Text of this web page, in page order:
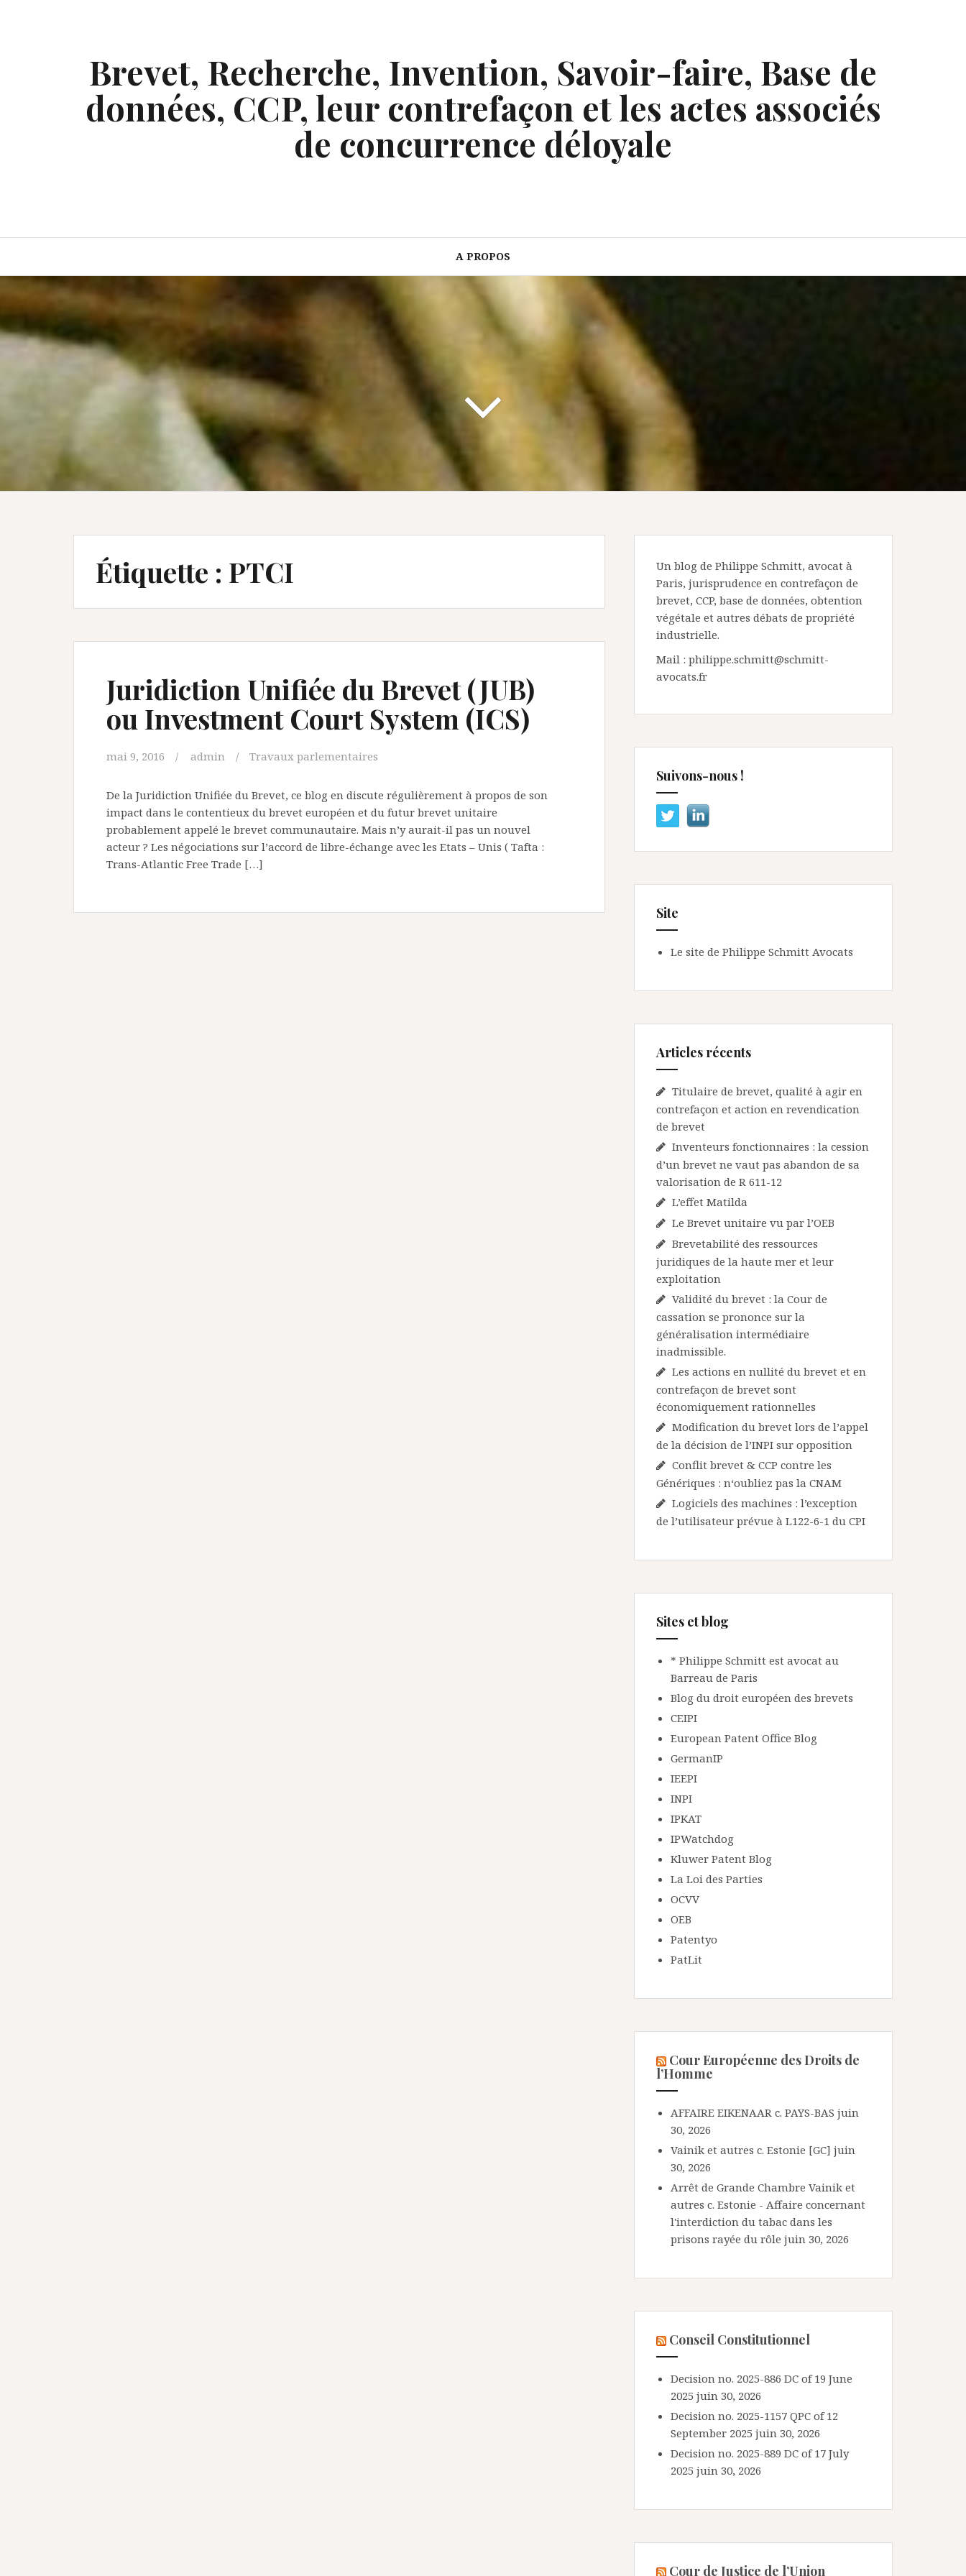
Brevet, Recherche, Invention, Savoir-faire, Base de
données, CCP, leur contrefaçon et les actes associés
de concurrence déloyale
A PROPOS
Étiquette : PTCI
Juridiction Unifiée du Brevet (JUB)
ou Investment Court System (ICS)
mai 9, 2016 admin Travaux parlementaires
De la Juridiction Unifiée du Brevet, ce blog en discute régulièrement à propos de son
impact dans le contentieux du brevet européen et du futur brevet unitaire
probablement appelé le brevet communautaire. Mais n’y aurait-il pas un nouvel
acteur ? Les négociations sur l’accord de libre-échange avec les Etats – Unis ( Tafta :
Trans-Atlantic Free Trade […]
Un blog de Philippe Schmitt, avocat à
Paris, jurisprudence en contrefaçon de
brevet, CCP, base de données, obtention
végétale et autres débats de propriété
industrielle.
Mail : philippe.schmitt@schmitt-
avocats.fr
Suivons-nous !
Site
Le site de Philippe Schmitt Avocats
Articles récents
Titulaire de brevet, qualité à agir en
contrefaçon et action en revendication
de brevet
Inventeurs fonctionnaires : la cession
d’un brevet ne vaut pas abandon de sa
valorisation de R 611-12
L’effet Matilda
Le Brevet unitaire vu par l’OEB
Brevetabilité des ressources
juridiques de la haute mer et leur
exploitation
Validité du brevet : la Cour de
cassation se prononce sur la
généralisation intermédiaire
inadmissible.
Les actions en nullité du brevet et en
contrefaçon de brevet sont
économiquement rationnelles
Modification du brevet lors de l’appel
de la décision de l’INPI sur opposition
Conflit brevet & CCP contre les
Génériques : n‘oubliez pas la CNAM
Logiciels des machines : l’exception
de l’utilisateur prévue à L122-6-1 du CPI
Sites et blog
* Philippe Schmitt est avocat au
Barreau de Paris
Blog du droit européen des brevets
CEIPI
European Patent Office Blog
GermanIP
IEEPI
INPI
IPKAT
IPWatchdog
Kluwer Patent Blog
La Loi des Parties
OCVV
OEB
Patentyo
PatLit
Cour Européenne des Droits de
l’Homme
AFFAIRE EIKENAAR c. PAYS-BAS juin
30, 2026
Vainik et autres c. Estonie [GC] juin
30, 2026
Arrêt de Grande Chambre Vainik et
autres c. Estonie - Affaire concernant
l'interdiction du tabac dans les
prisons rayée du rôle juin 30, 2026
Conseil Constitutionnel
Decision no. 2025-886 DC of 19 June
2025 juin 30, 2026
Decision no. 2025-1157 QPC of 12
September 2025 juin 30, 2026
Decision no. 2025-889 DC of 17 July
2025 juin 30, 2026
Cour de Justice de l’Union